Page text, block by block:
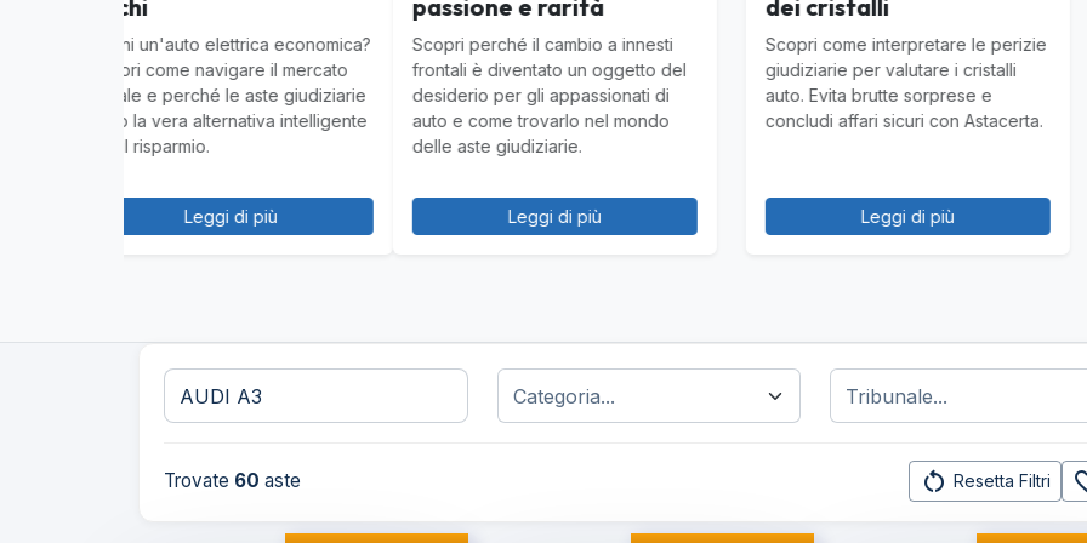
passione e rarità
Scopri perché il cambio a innesti
frontali è diventato un oggetto del
desiderio per gli appassionati di
auto e come trovarlo nel mondo
delle aste giudiziarie.
Leggi di più
dei cristalli
Scopri come interpretare le perizie
giudiziarie per valutare i cristalli
auto. Evita brutte sorprese e
concludi affari sicuri con Astacerta.
Leggi di più
piaciuto'?
Scopri come tutelarti durante
compravendita di un'auto tra
privati. Guida pratica alla
'visto e piaciuto' e ai
Leggi di più
Trovate 60 aste restart_alt Resetta Filtri